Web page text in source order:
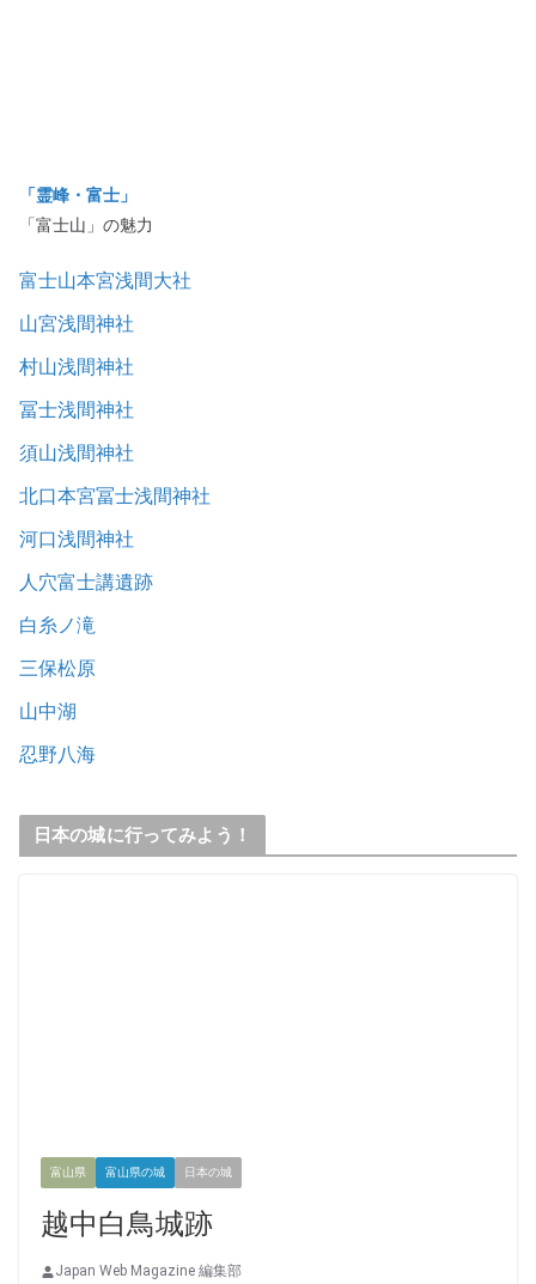
「霊峰・富士」
「富士山」の魅力
富士山本宮浅間大社
山宮浅間神社
村山浅間神社
冨士浅間神社
須山浅間神社
北口本宮冨士浅間神社
河口浅間神社
人穴富士講遺跡
白糸ノ滝
三保松原
山中湖
忍野八海
日本の城に行ってみよう！
富山県 富山県の城 日本の城
越中白鳥城跡
Japan Web Magazine 編集部